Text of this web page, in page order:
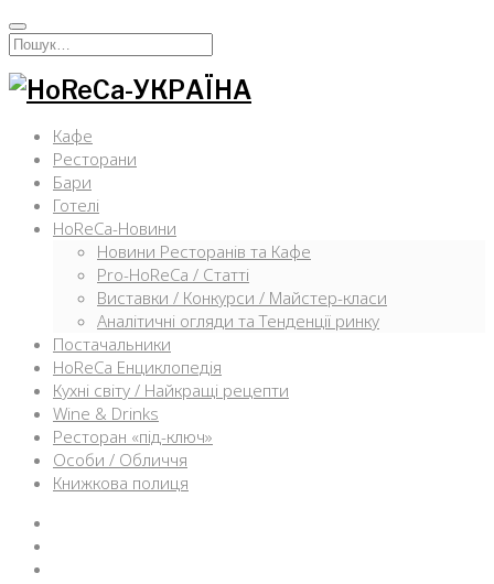
Перейти
кИскать:
Кафе
Ресторани
Бари
Готелі
HoReCa-Новини
Новини Ресторанів та Кафе
Pro-HoReCa / Статті
Виставки / Конкурси / Майстер-класи
Аналітичні огляди та Тенденції ринку
Постачальники
HoReCa Енциклопедія
Кухні світу / Найкращі рецепти
Wine & Drinks
Ресторан «під-ключ»
Особи / Обличчя
Книжкова полиця